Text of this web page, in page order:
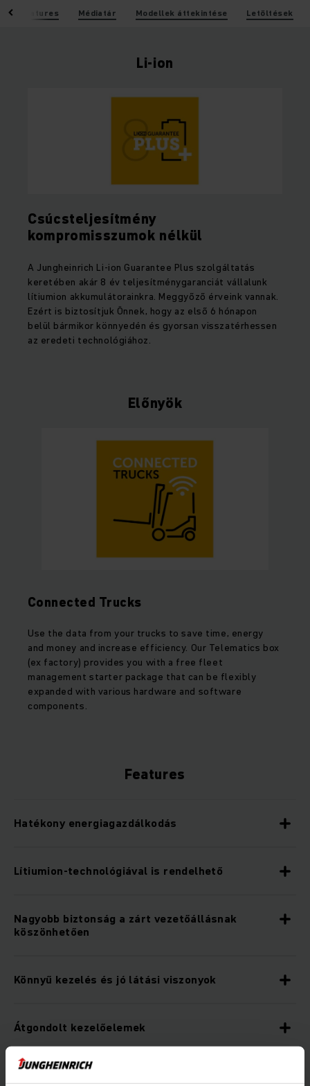
Features Médiatár Modellek áttekintése Letöltések
Li-ion
Csúcsteljesítmény
kompromisszumok nélkül
A Jungheinrich Li-ion Guarantee Plus szolgáltatás
keretében akár 8 év teljesítménygaranciát vállalunk
lítiumion akkumulátorainkra. Meggyőző érveink vannak.
Ezért is biztosítjuk Önnek, hogy az első 6 hónapon
belül bármikor könnyedén és gyorsan visszatérhessen
az eredeti technológiához.
Előnyök
Connected Trucks
Use the data from your trucks to save time, energy
and money and increase efficiency. Our Telematics box
(ex factory) provides you with a free fleet
management starter package that can be flexibly
expanded with various hardware and software
components.
Features
Hatékony energiagazdálkodás
Lítiumion-technológiával is rendelhető
Nagyobb biztonság a zárt vezetőállásnak
köszönhetően
Könnyű kezelés és jó látási viszonyok
Átgondolt kezelőelemek